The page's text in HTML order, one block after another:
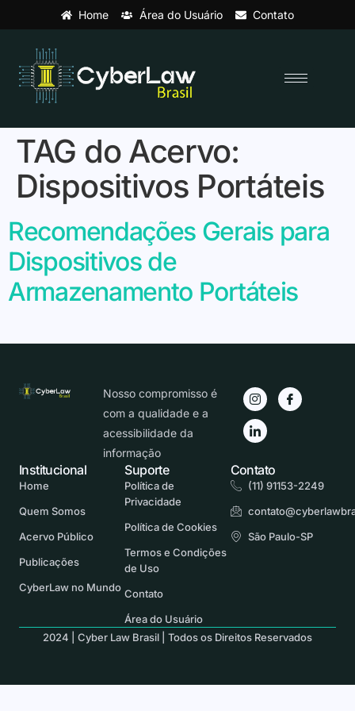
Home Área do Usuário Contato
TAG do Acervo:
Dispositivos Portáteis
Recomendações Gerais para
Dispositivos de
Armazenamento Portáteis
Nosso compromisso é
com a qualidade e a
acessibilidade da
informação
Suporte
Política de
Privacidade
Política de Cookies
Termos e Condições
de Uso
Contato
Área do Usuário
Contato
(11) 91153-2249
São Paulo-SP
Institucional
Home
Quem Somos
Acervo Público
Publicações
CyberLaw no Mundo
2024 | Cyber Law Brasil | Todos os Direitos Reservados